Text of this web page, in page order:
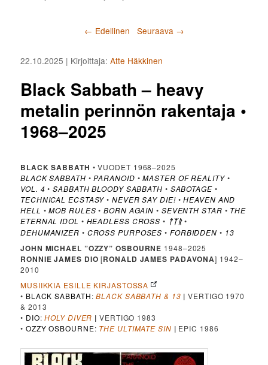
Artikkelien selaus
← Edellinen Seuraava →
Black Sabbath – heavy
metalin perinnön rakentaja •
1968–2025
22.10.2025 | Kirjoittaja:Atte Häkkinen
BLACK SABBATH • VUODET 1968–2025
BLACK SABBATH •PARANOID •MASTER OF REALITY•
VOL. 4 •SABBATH BLOODY SABBATH • SABOTAGE•
TECHNICAL ECSTASY •NEVER SAY DIE!•HEAVEN AND
HELL •MOB RULES •BORN AGAIN • SEVENTH STAR • THE
ETERNAL IDOL • HEADLESS CROSS • ᛏᛉᚱ•
DEHUMANIZER • CROSS PURPOSES • FORBIDDEN • 13
JOHN MICHAEL ”OZZY” OSBOURNE 1948–2025
RONNIE JAMES DIO [RONALD JAMES PADAVONA] 1942–
2010
MUSIIKKIA ESILLE KIRJASTOSSA
• BLACK SABBATH:BLACK SABBATH & 13 | VERTIGO 1970
& 2013
• DIO:HOLY DIVER | VERTIGO 1983
• OZZY OSBOURNE: THE ULTIMATE SIN | EPIC 1986